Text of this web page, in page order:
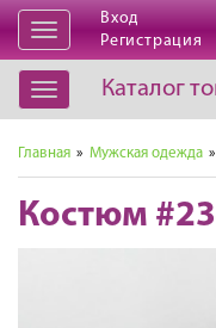
Открыть
навигацию
Вход
Регистрация
Открыть
навигацию
Каталог
Главная » Мужская одежда »
Костюм